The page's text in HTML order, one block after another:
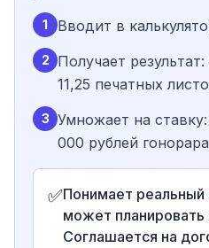
1 Вводит в
2
Получает
11,25 печатных
3 Умножает на
000 рублей
✅Понимает реальный
может планировать
Соглашается на